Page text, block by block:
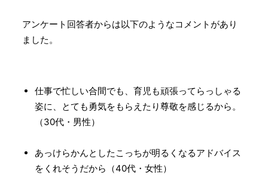
アンケート回答者からは以下のようなコメントがあり
ました。
仕事で忙しい合間でも、育児も頑張ってらっしゃる
姿に、とても勇気をもらえたり尊敬を感じるから。
（30代・男性）
あっけらかんとしたこっちが明るくなるアドバイス
をくれそうだから（40代・女性）